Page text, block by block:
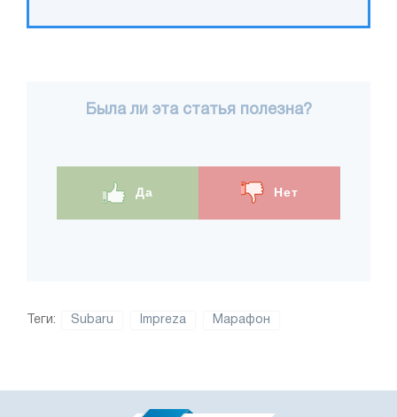
Была ли эта статья полезна?
Да Нет
Теги: Subaru Impreza Марафон